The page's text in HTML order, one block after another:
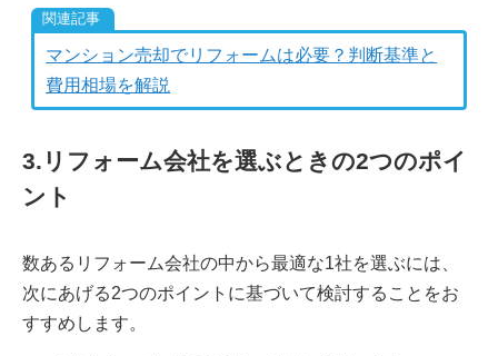
マンション売却でリフォームは必要？判断基準と
費用相場を解説
3.リフォーム会社を選ぶときの2つのポイ
ント
数あるリフォーム会社の中から最適な1社を選ぶには、
次にあげる2つのポイントに基づいて検討することをお
すすめします。